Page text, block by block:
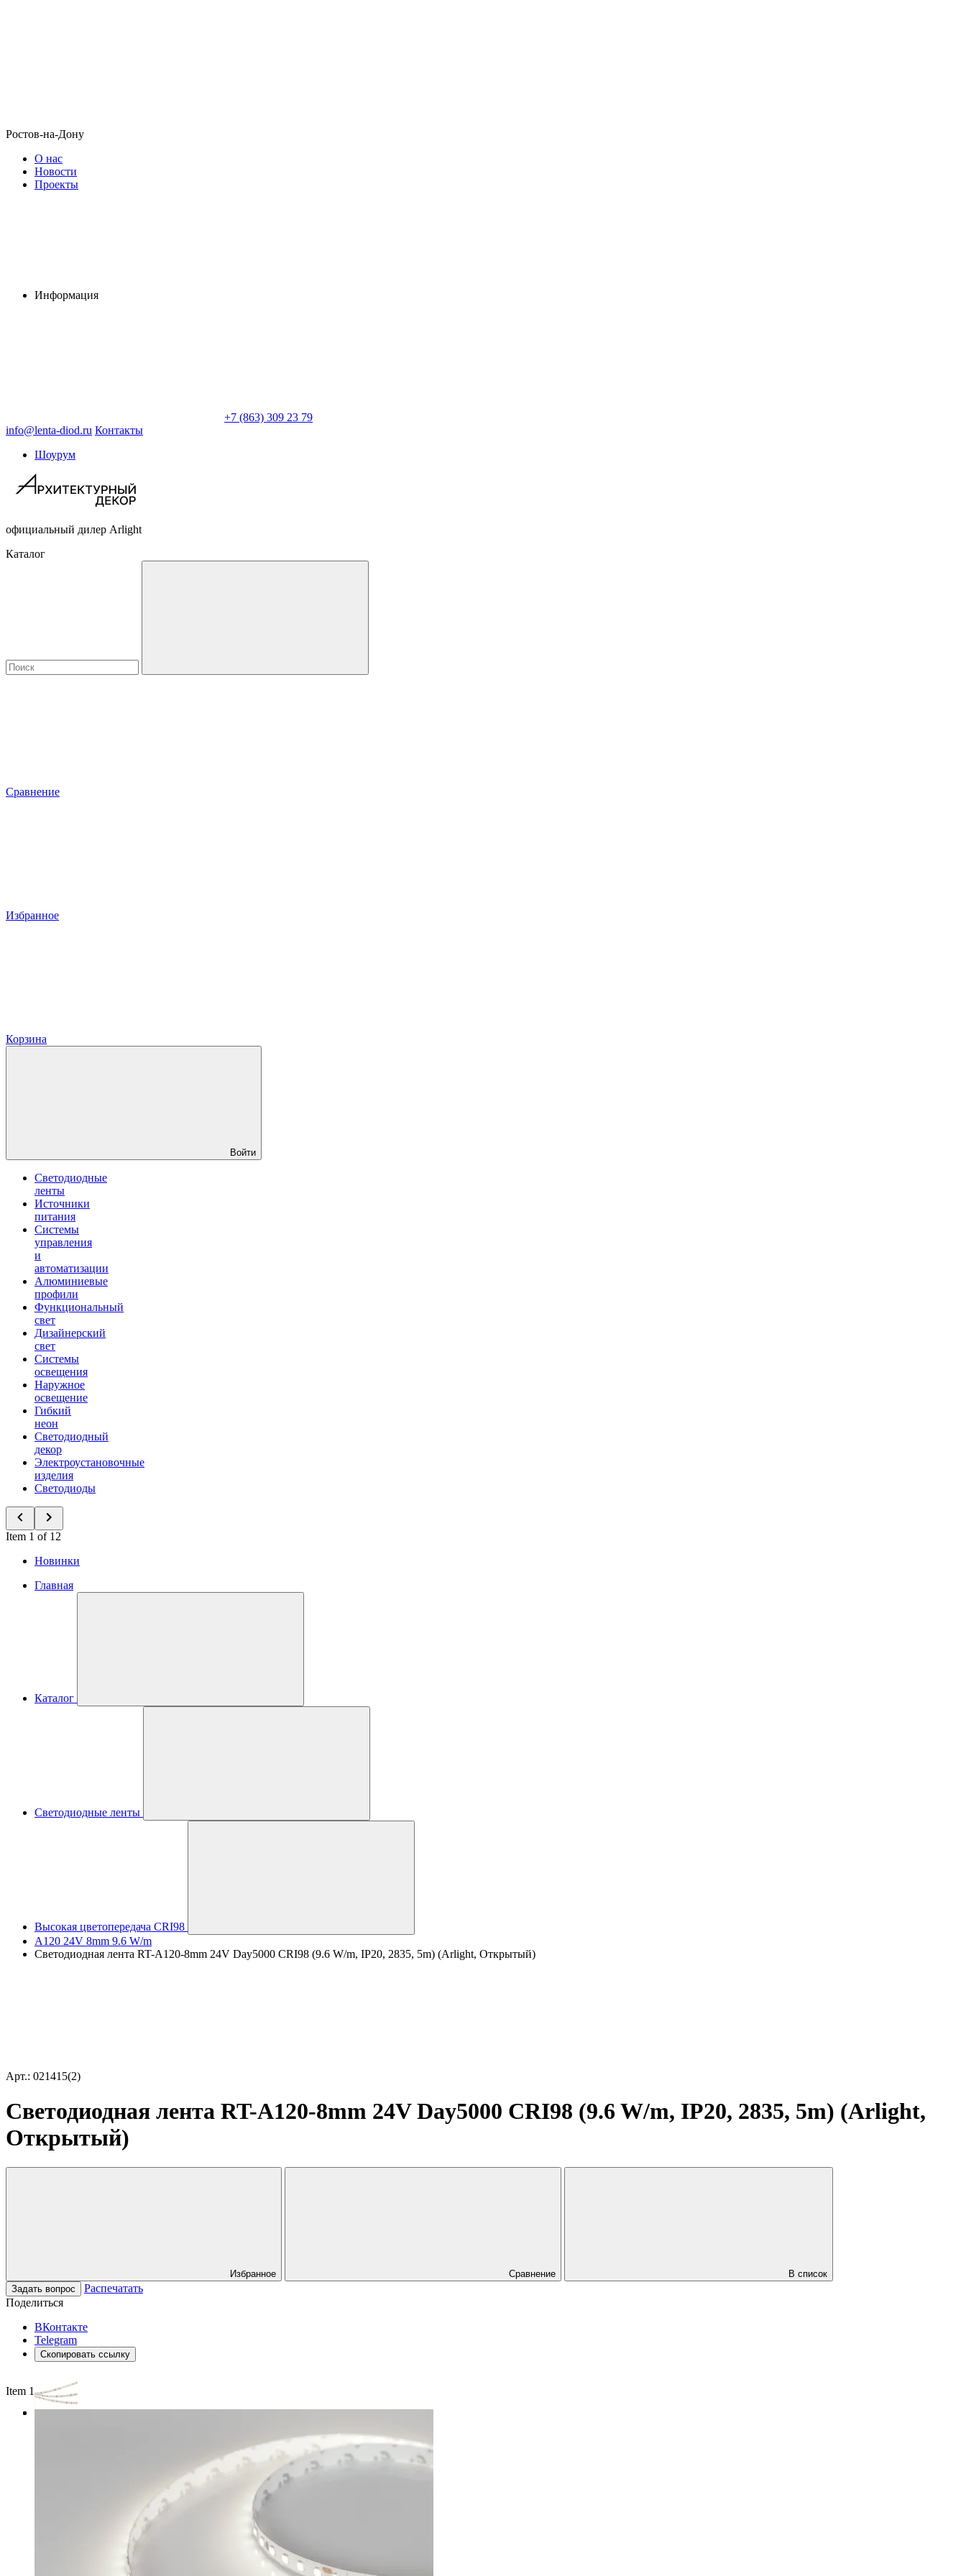
Ростов-на-Дону
О нас
Новости
Проекты
Информация
+7 (863) 309 23 79
info@lenta-diod.ru Контакты
Шоурум
официальный дилер Arlight
Каталог
Сравнение
Избранное
Корзина
Войти
Светодиодные
ленты
Источники
питания
Системы
управления
и
автоматизации
Алюминиевые
профили
Функциональный
свет
Дизайнерский
свет
Системы
освещения
Наружное
освещение
Гибкий
неон
Светодиодный
декор
Электроустановочные
изделия
Светодиоды
Item 1 of 12
Новинки
Главная
Каталог
Светодиодные ленты
Высокая цветопередача CRI98
A120 24V 8mm 9.6 W/m
Светодиодная лента RT-A120-8mm 24V Day5000 CRI98 (9.6 W/m, IP20, 2835, 5m) (Arlight, Открытый)
Арт.: 021415(2)
Светодиодная лента RT-A120-8mm 24V Day5000 CRI98 (9.6 W/m, IP20, 2835, 5m) (Arlight,
Открытый)
Избранное Сравнение
В список
Задать вопрос
Распечатать
Поделиться
ВКонтакте
Telegram
Скопировать ссылку
Item 1 of 3